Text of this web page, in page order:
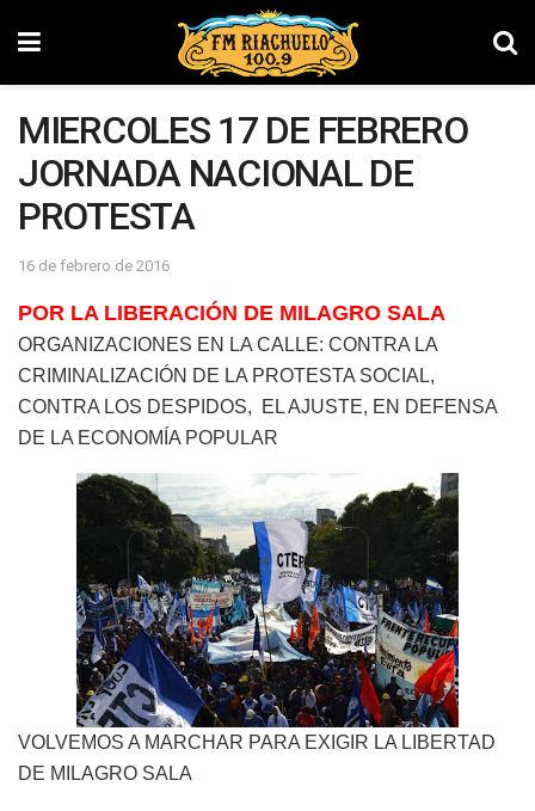
MIERCOLES 17 DE FEBRERO
JORNADA NACIONAL DE
PROTESTA
16 de febrero de 2016
POR LA LIBERACIÓN DE MILAGRO SALA
ORGANIZACIONES EN LA CALLE: CONTRA LA
CRIMINALIZACIÓN DE LA PROTESTA SOCIAL,
CONTRA LOS DESPIDOS, EL AJUSTE, EN DEFENSA
DE LA ECONOMÍA POPULAR
VOLVEMOS A MARCHAR PARA EXIGIR LA LIBERTAD
DE MILAGRO SALA